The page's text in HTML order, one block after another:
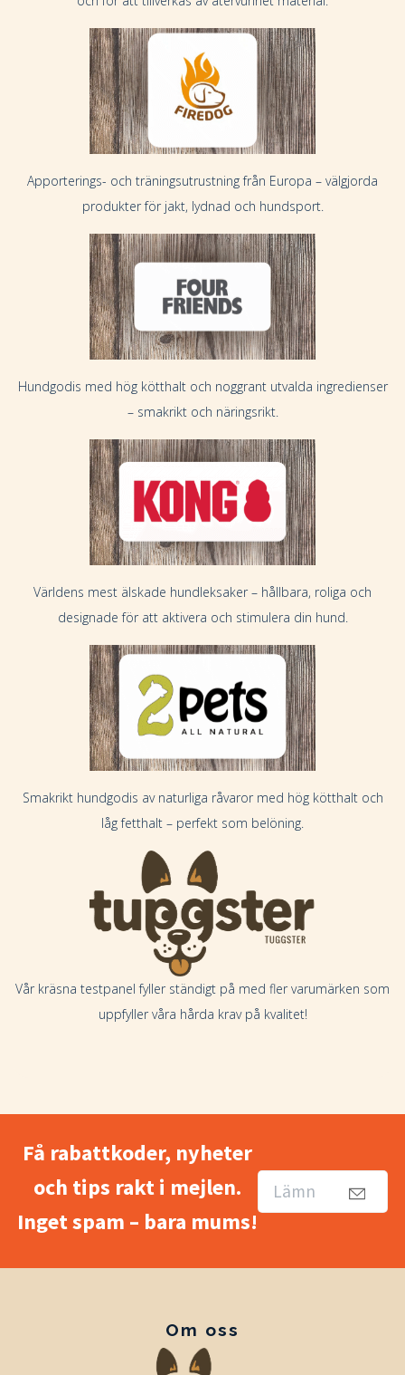
Apporterings- och träningsutrustning från Europa – välgjorda
produkter för jakt, lydnad och hundsport.
Hundgodis med hög kötthalt och noggrant utvalda ingredienser
– smakrikt och näringsrikt.
Världens mest älskade hundleksaker – hållbara, roliga och
designade för att aktivera och stimulera din hund.
Smakrikt hundgodis av naturliga råvaror med hög kötthalt och
låg fetthalt – perfekt som belöning.
Vår kräsna testpanel fyller ständigt på med fler varumärken som
uppfyller våra hårda krav på kvalitet!
Få rabattkoder, nyheter
och tips rakt i mejlen.
Inget spam – bara mums!
Om oss